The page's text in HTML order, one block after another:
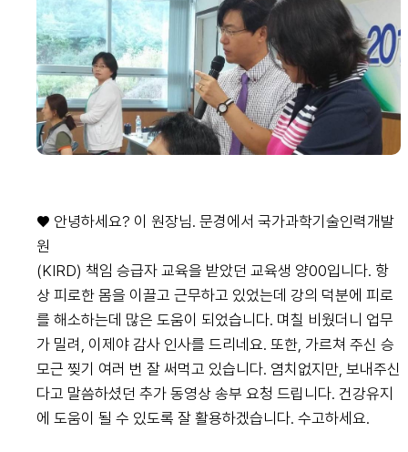
♥ 안녕하세요? 이 원장님. 문경에서 국가과학기술인력개발
원
(KIRD) 책임 승급자 교육을 받았던 교육생 양00입니다. 항
상 피로한 몸을 이끌고 근무하고 있었는데 강의 덕분에 피로
를 해소하는데 많은 도움이 되었습니다. 며칠 비웠더니 업무
가 밀려, 이제야 감사 인사를 드리네요. 또한, 가르쳐 주신 승
모근 찢기 여러 번 잘 써먹고 있습니다. 염치없지만, 보내주신
다고 말씀하셨던 추가 동영상 송부 요청 드립니다. 건강유지
에 도움이 될 수 있도록 잘 활용하겠습니다. 수고하세요.